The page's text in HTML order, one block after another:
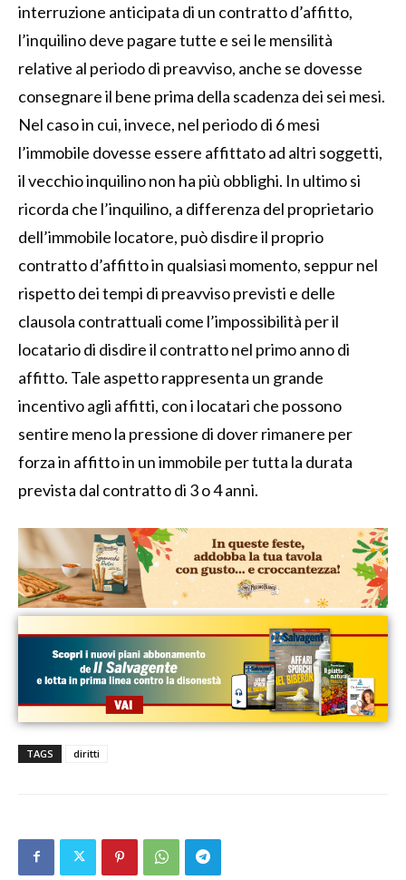
interruzione anticipata di un contratto d’affitto,
l’inquilino deve pagare tutte e sei le mensilità
relative al periodo di preavviso, anche se dovesse
consegnare il bene prima della scadenza dei sei mesi.
Nel caso in cui, invece, nel periodo di 6 mesi
l’immobile dovesse essere affittato ad altri soggetti,
il vecchio inquilino non ha più obblighi. In ultimo si
ricorda che l’inquilino, a differenza del proprietario
dell’immobile locatore, può disdire il proprio
contratto d’affitto in qualsiasi momento, seppur nel
rispetto dei tempi di preavviso previsti e delle
clausola contrattuali come l’impossibilità per il
locatario di disdire il contratto nel primo anno di
affitto. Tale aspetto rappresenta un grande
incentivo agli affitti, con i locatari che possono
sentire meno la pressione di dover rimanere per
forza in affitto in un immobile per tutta la durata
prevista dal contratto di 3 o 4 anni.
TAGS diritti